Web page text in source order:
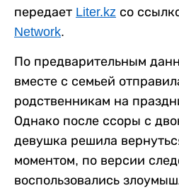
передает Liter.kz со
Network.
По предварительным
вместе с семьей
родственникам на
Однако после ссоры с
девушка решила
моментом, по версии
воспользовались